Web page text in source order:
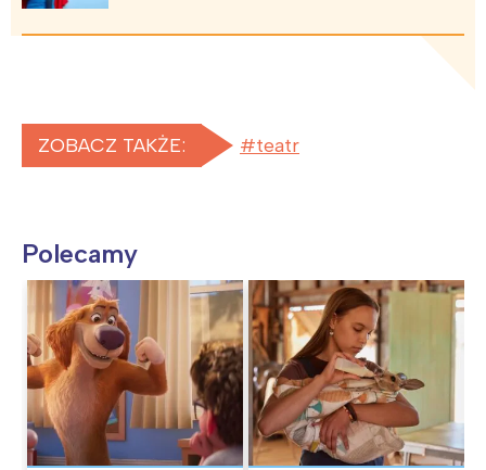
ZOBACZ TAKŻE: teatr
Polecamy